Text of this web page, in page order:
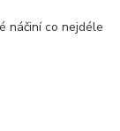
náčiní co nejdéle